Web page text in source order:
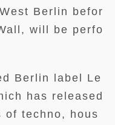
Berlin befor
will be perfo
Berlin label Le
has released
of techno, hous